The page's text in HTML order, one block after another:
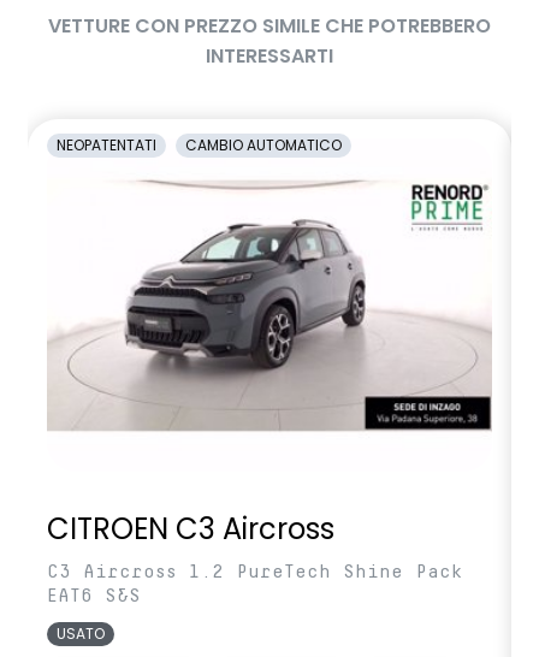
VETTURE CON PREZZO SIMILE CHE POTREBBERO
INTERESSARTI
NEOPATENTATI CAMBIO AUTOMATICO
CITROEN C3 Aircross
C3 Aircross 1.2 PureTech Shine Pack
EAT6 S&S
USATO